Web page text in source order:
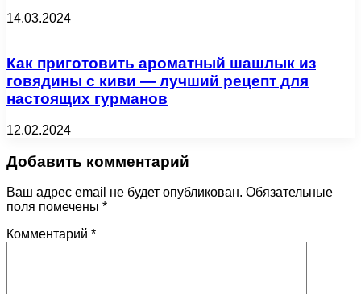
14.03.2024
Как приготовить ароматный шашлык из
говядины с киви — лучший рецепт для
настоящих гурманов
12.02.2024
Добавить комментарий
Ваш адрес email не будет опубликован. Обязательные
поля помечены *
Комментарий *